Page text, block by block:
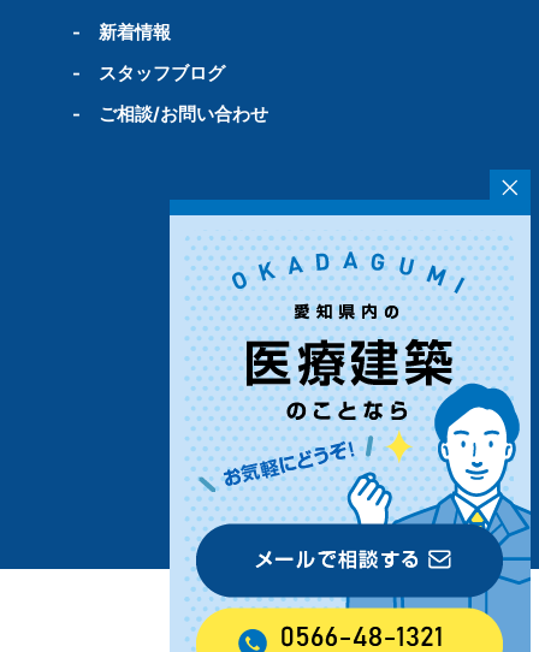
- 新着情報
- スタッフブログ
- ご相談/お問い合わせ